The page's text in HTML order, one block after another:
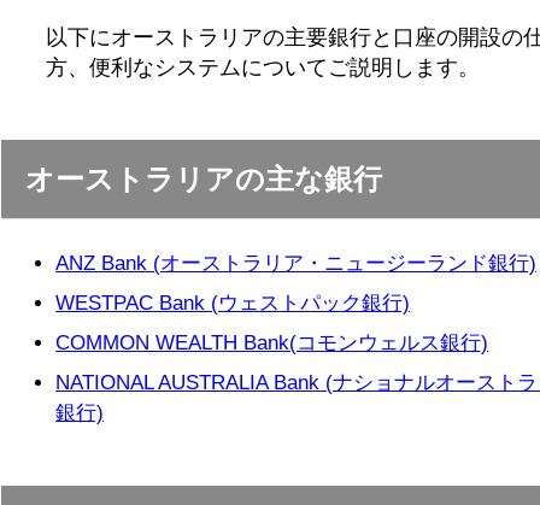
以下にオーストラリアの主要銀行と口座の開設の
方、便利なシステムについてご説明します。
オーストラリアの主な銀行
ANZ Bank (オーストラリア・ニュージーランド銀行)
WESTPAC Bank (ウェストパック銀行)
COMMON WEALTH Bank(コモンウェルス銀行)
NATIONAL AUSTRALIA Bank (ナショナルオースト
銀行)